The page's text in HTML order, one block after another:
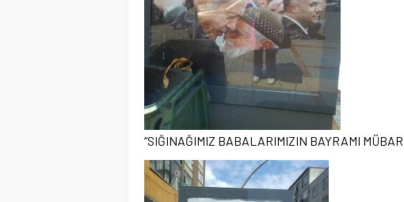
“SIĞINAĞIMIZ BABALARIMIZIN BAYRAMI